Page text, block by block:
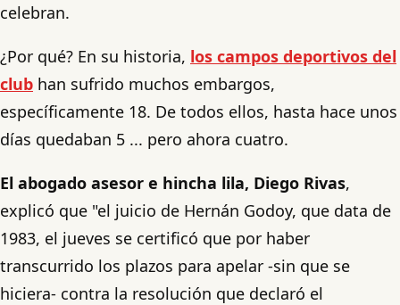
celebran.
¿Por qué? En su historia, los campos deportivos del
club han sufrido muchos embargos,
específicamente 18. De todos ellos, hasta hace unos
días quedaban 5 ... pero ahora cuatro.
El abogado asesor e hincha lila, Diego Rivas,
explicó que "el juicio de Hernán Godoy, que data de
1983, el jueves se certificó que por haber
transcurrido los plazos para apelar -sin que se
hiciera- contra la resolución que declaró el